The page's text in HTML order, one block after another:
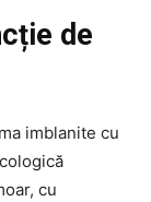
de
imblanite cu
cu